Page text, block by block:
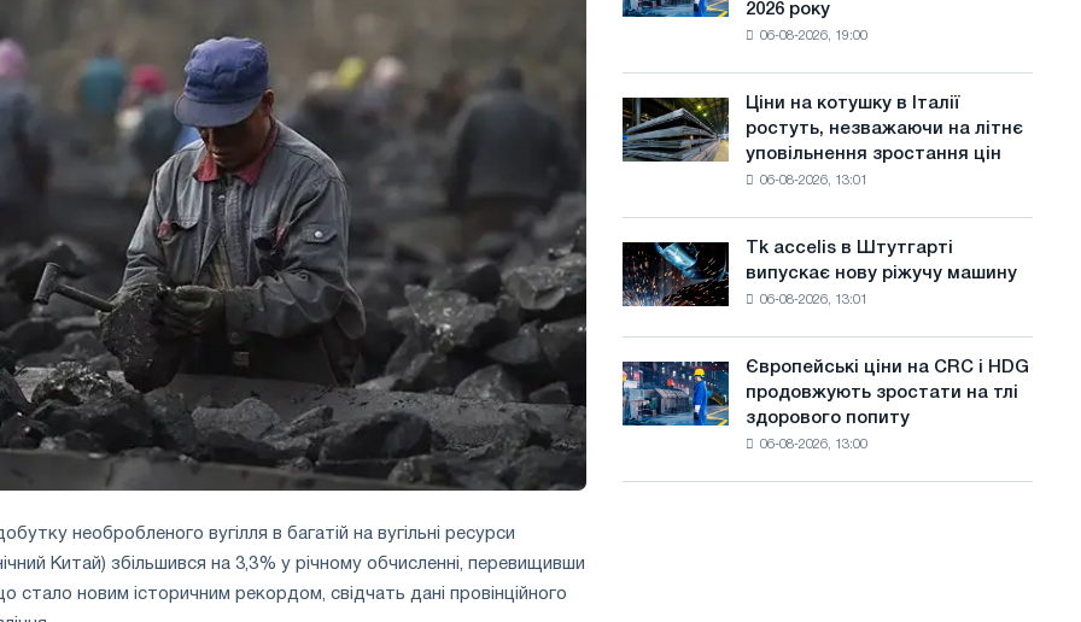
а
й
т
у
необробленого вугілля в багатій на вугільні ресурси
Китай) збільшився на 3,3% у річному обчисленні, перевищивши
стало новим історичним рекордом, свідчать дані провінційного
в
липні
з
року
2026 року
06-08-2026, 19:00
Ціни
на
котушку
незважаючи
на
уповільнення
зростання
цін
Ціни на котушку в Італії
ростуть, незважаючи на літнє
уповільнення зростання цін
06-08-2026, 13:01
Tk
accelis
в
нову
ріжучу
Tk accelis в Штутгарті
випускає нову ріжучу машину
06-08-2026, 13:01
Європейські
ціни
на
Європейські ціни на CRC і HDG
продовжують зростати на тлі
здорового попиту
06-08-2026, 13:00